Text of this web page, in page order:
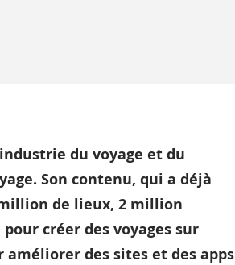
du voyage et du
Son contenu, qui a déjà
de lieux, 2 million
créer des voyages sur
des sites et des apps